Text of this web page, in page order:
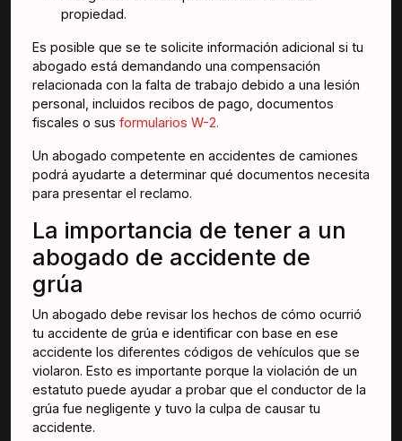
propiedad.
Es posible que se te solicite información adicional si tu
abogado está demandando una compensación
relacionada con la falta de trabajo debido a una lesión
personal, incluidos recibos de pago, documentos
fiscales o sus formularios W-2.
Un abogado competente en accidentes de camiones
podrá ayudarte a determinar qué documentos necesita
para presentar el reclamo.
La importancia de tener a un
abogado de accidente de
grúa
Un abogado debe revisar los hechos de cómo ocurrió
tu accidente de grúa e identificar con base en ese
accidente los diferentes códigos de vehículos que se
violaron. Esto es importante porque la violación de un
estatuto puede ayudar a probar que el conductor de la
grúa fue negligente y tuvo la culpa de causar tu
accidente.